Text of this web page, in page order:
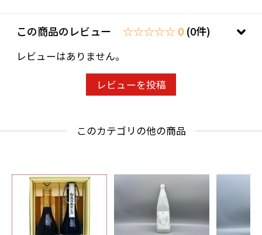
この商品のレビュー ☆☆☆☆☆ 0 (0件)
レビューはありません。
レビューを投稿
このカテゴリの他の商品